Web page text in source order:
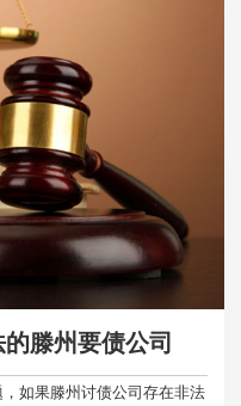
滕州要债公司
如果滕州讨债公司存在非法